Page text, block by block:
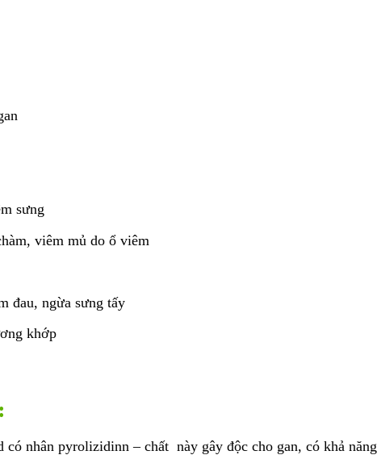
sưng
viêm mủ do ổ viêm
đau, ngừa sưng tấy
khớp
có nhân pyrolizidinn – chất này gây độc cho gan, có khả năng